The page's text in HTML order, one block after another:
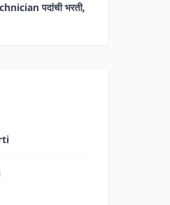
पदांची भरती,